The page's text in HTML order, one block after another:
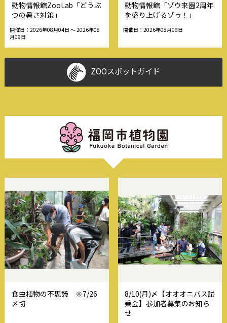
動物情報館ZooLab「どうぶ
つの暑さ対策」
開催日：2026年08月04日 〜 2026年08
月09日
動物情報館「ゾウ来園2周年
を盛り上げるゾゥ！」
開催日：2026年08月09日
ZOOスポットガイド
食虫植物の不思議 ※7/26
〆切
8/10(月)〆【オオオニバス試
乗会】参加者募集のお知ら
せ